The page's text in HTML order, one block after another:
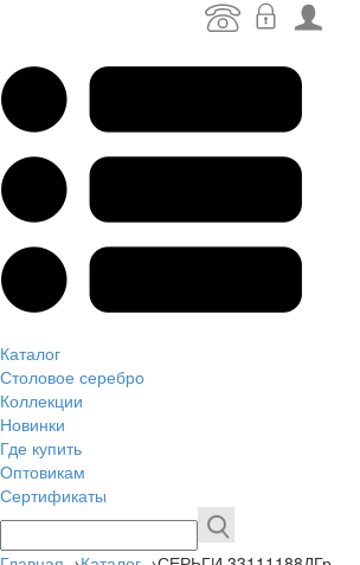
Каталог
Столовое серебро
Коллекции
Новинки
Где купить
Оптовикам
Сертификаты